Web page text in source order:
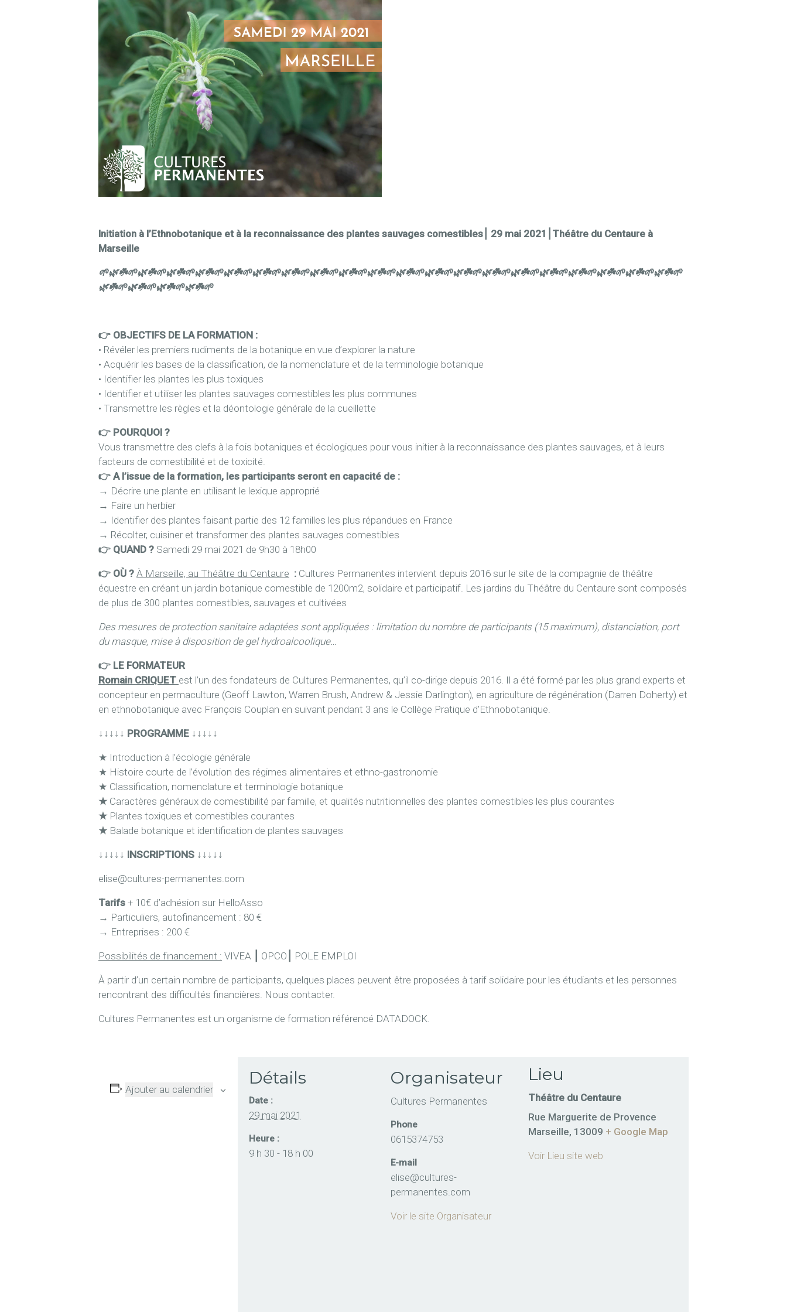
Initiation à l’Ethnobotanique et à la reconnaissance des plantes sauvages comestibles⎮ 29 mai 2021⎮Théâtre du Centaure à
Marseille
🌱🌿☘️🌱🌿☘️🌱🌿☘️🌱🌿☘️🌱🌿☘️🌱🌿☘️🌱🌿☘️🌱🌿☘️🌱🌿☘️🌱🌿☘️🌱🌿☘️🌱🌿☘️🌱🌿☘️🌱🌿☘️🌱🌿☘️🌱🌿☘️🌱🌿☘️🌱🌿☘️🌱🌿☘️🌱🌿☘️🌱
🌿☘️🌱🌿☘️🌱🌿☘️🌱🌿☘️🌱
👉 OBJECTIFS DE LA FORMATION :
• Révéler les premiers rudiments de la botanique en vue d’explorer la nature
• Acquérir les bases de la classification, de la nomenclature et de la terminologie botanique
• Identifier les plantes les plus toxiques
• Identifier et utiliser les plantes sauvages comestibles les plus communes
• Transmettre les règles et la déontologie générale de la cueillette
👉 POURQUOI ?
Vous transmettre des clefs à la fois botaniques et écologiques pour vous initier à la reconnaissance des plantes sauvages, et à leurs
facteurs de comestibilité et de toxicité.
👉 A l’issue de la formation, les participants seront en capacité de :
→ Décrire une plante en utilisant le lexique approprié
→ Faire un herbier
→ Identifier des plantes faisant partie des 12 familles les plus répandues en France
→ Récolter, cuisiner et transformer des plantes sauvages comestibles
👉 QUAND ? Samedi 29 mai 2021 de 9h30 à 18h00
👉 OÙ ? À Marseille, au Théâtre du Centaure : Cultures Permanentes intervient depuis 2016 sur le site de la compagnie de théâtre
équestre en créant un jardin botanique comestible de 1200m2, solidaire et participatif. Les jardins du Théâtre du Centaure sont composés
de plus de 300 plantes comestibles, sauvages et cultivées
Des mesures de protection sanitaire adaptées sont appliquées : limitation du nombre de participants (15 maximum), distanciation, port
du masque, mise à disposition de gel hydroalcoolique…
👉 LE FORMATEUR
Romain CRIQUET est l’un des fondateurs de Cultures Permanentes, qu’il co-dirige depuis 2016. Il a été formé par les plus grand experts et
concepteur en permaculture (Geoff Lawton, Warren Brush, Andrew & Jessie Darlington), en agriculture de régénération (Darren Doherty) et
en ethnobotanique avec François Couplan en suivant pendant 3 ans le Collège Pratique d’Ethnobotanique.
↓↓↓↓↓ PROGRAMME ↓↓↓↓↓
★ Introduction à l’écologie générale
★ Histoire courte de l’évolution des régimes alimentaires et ethno-gastronomie
★ Classification, nomenclature et terminologie botanique
★ Caractères généraux de comestibilité par famille, et qualités nutritionnelles des plantes comestibles les plus courantes
★ Plantes toxiques et comestibles courantes
★ Balade botanique et identification de plantes sauvages
↓↓↓↓↓ INSCRIPTIONS ↓↓↓↓↓
elise@cultures-permanentes.com
Tarifs + 10€ d’adhésion sur HelloAsso
→ Particuliers, autofinancement : 80 €
→ Entreprises : 200 €
Possibilités de financement : VIVEA OPCO POLE EMPLOI
À partir d’un certain nombre de participants, quelques places peuvent être proposées à tarif solidaire pour les étudiants et les personnes
rencontrant des difficultés financières. Nous contacter.
Cultures Permanentes est un organisme de formation référencé DATADOCK.
Ajouter au calendrier
Détails
Date :
29 mai 2021
Heure :
9 h 30 - 18 h 00
Organisateur
Cultures Permanentes
Phone
0615374753
E-mail
elise@cultures-
permanentes.com
Voir le site Organisateur
Lieu
Théâtre du Centaure
Rue Marguerite de Provence
Marseille, 13009 + Google Map
Voir Lieu site web